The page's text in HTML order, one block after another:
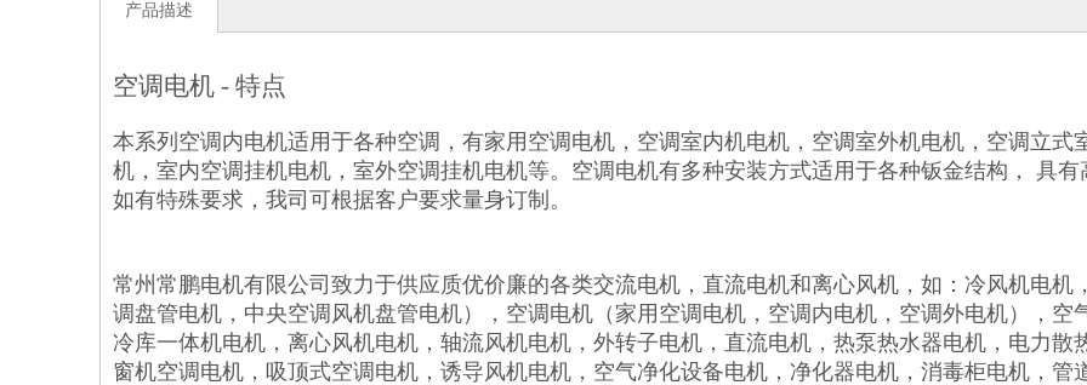
产品描述
空调电机 - 特点
本系列空调内电机适用于各种空调，有家用空调电机，空调室内机电机，空调室外机电机，空调立
机，室内空调挂机电机，室外空调挂机电机等。空调电机有多种安装方式适用于各种钣金结构， 具
如有特殊要求，我司可根据客户要求量身订制。
常州常鹏电机有限公司致力于供应质优价廉的各类交流电机，直流电机和离心风机，如：冷风机电
调盘管电机，中央空调风机盘管电机），空调电机（家用空调电机，空调内电机，空调外电机），空
冷库一体机电机，离心风机电机，轴流风机电机，外转子电机，直流电机，热泵热水器电机，电力散
窗机空调电机，吸顶式空调电机，诱导风机电机，空气净化设备电机，净化器电机，消毒柜电机，管